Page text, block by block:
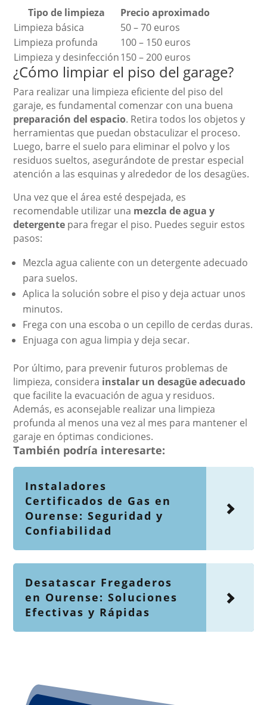
Tipo de limpieza
Precio aproximado
Limpieza básica
50 – 70 euros
Limpieza profunda
100 – 150 euros
Limpieza y desinfección150 – 200 euros
¿Cómo limpiar el piso del garage?
Para realizar una limpieza eficiente del piso del
garaje, es fundamental comenzar con una buena
preparación del espacio. Retira todos los objetos y
herramientas que puedan obstaculizar el proceso.
Luego, barre el suelo para eliminar el polvo y los
residuos sueltos, asegurándote de prestar especial
atención a las esquinas y alrededor de los desagües.
Una vez que el área esté despejada, es
recomendable utilizar una mezcla de agua y
detergente para fregar el piso. Puedes seguir estos
pasos:
Mezcla agua caliente con un detergente adecuado
para suelos.
Aplica la solución sobre el piso y deja actuar unos
minutos.
Frega con una escoba o un cepillo de cerdas duras.
Enjuaga con agua limpia y deja secar.
Por último, para prevenir futuros problemas de
limpieza, considera instalar un desagüe adecuado
que facilite la evacuación de agua y residuos.
Además, es aconsejable realizar una limpieza
profunda al menos una vez al mes para mantener el
garaje en óptimas condiciones.
También podría interesarte:
Instaladores
Certificados de Gas en
Ourense: Seguridad y
Confiabilidad
Desatascar Fregaderos
en Ourense: Soluciones
Efectivas y Rápidas